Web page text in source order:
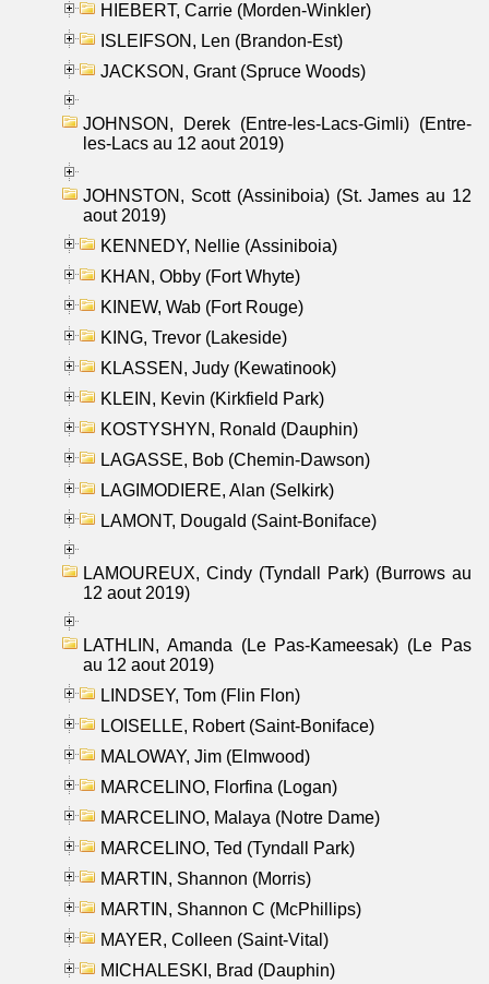
HIEBERT, Carrie (Morden-Winkler)
ISLEIFSON, Len (Brandon-Est)
JACKSON, Grant (Spruce Woods)
JOHNSON, Derek (Entre-les-Lacs-Gimli) (Entre-
les-Lacs au 12 aout 2019)
JOHNSTON, Scott (Assiniboia) (St. James au 12
aout 2019)
KENNEDY, Nellie (Assiniboia)
KHAN, Obby (Fort Whyte)
KINEW, Wab (Fort Rouge)
KING, Trevor (Lakeside)
KLASSEN, Judy (Kewatinook)
KLEIN, Kevin (Kirkfield Park)
KOSTYSHYN, Ronald (Dauphin)
LAGASSE, Bob (Chemin-Dawson)
LAGIMODIERE, Alan (Selkirk)
LAMONT, Dougald (Saint-Boniface)
LAMOUREUX, Cindy (Tyndall Park) (Burrows au
12 aout 2019)
LATHLIN, Amanda (Le Pas-Kameesak) (Le Pas
au 12 aout 2019)
LINDSEY, Tom (Flin Flon)
LOISELLE, Robert (Saint-Boniface)
MALOWAY, Jim (Elmwood)
MARCELINO, Florfina (Logan)
MARCELINO, Malaya (Notre Dame)
MARCELINO, Ted (Tyndall Park)
MARTIN, Shannon (Morris)
MARTIN, Shannon C (McPhillips)
MAYER, Colleen (Saint-Vital)
MICHALESKI, Brad (Dauphin)